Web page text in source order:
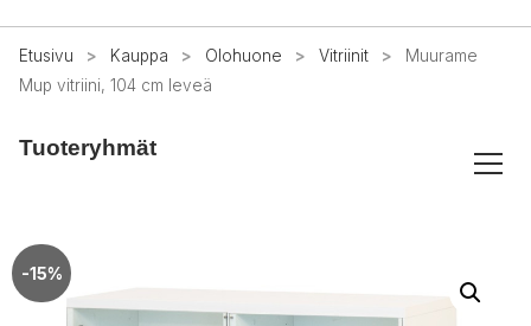
Etusivu > Kauppa > Olohuone > Vitriinit >
Muurame
Mup vitriini, 104 cm leveä
Tuoteryhmät
-15%